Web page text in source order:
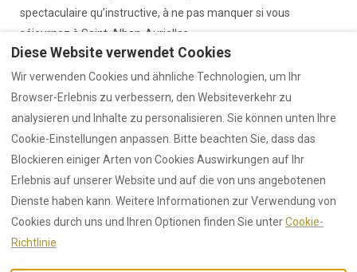
spectaculaire qu’instructive, à ne pas manquer si vous
séjournez à Saint-Alban-Auriolles.
AGB
Rechtliche Hinweise
Verfügbare Unterkünfte
Touristische Aktivitäten
Sport und Freizeit
Senden Sie eine Nachricht
Diese Website verwendet Cookies
Wir verwenden Cookies und ähnliche Technologien, um Ihr
Browser-Erlebnis zu verbessern, den Websiteverkehr zu
analysieren und Inhalte zu personalisieren. Sie können unten Ihre
Cookie-Einstellungen anpassen. Bitte beachten Sie, dass das
Blockieren einiger Arten von Cookies Auswirkungen auf Ihr
Erlebnis auf unserer Website und auf die von uns angebotenen
Dienste haben kann. Weitere Informationen zur Verwendung von
Cookies durch uns und Ihren Optionen finden Sie unterCookie-
Richtlinie